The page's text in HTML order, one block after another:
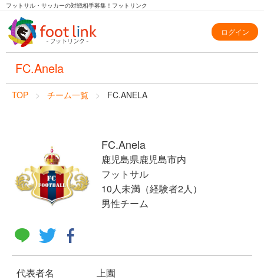
フットサル・サッカーの対戦相手募集！フットリンク
ログイン
FC.Anela
TOP チーム一覧 FC.ANELA
FC.Anela
鹿児島県鹿児島市内
フットサル
10人未満（経験者2人）
男性チーム
代表者名 上園